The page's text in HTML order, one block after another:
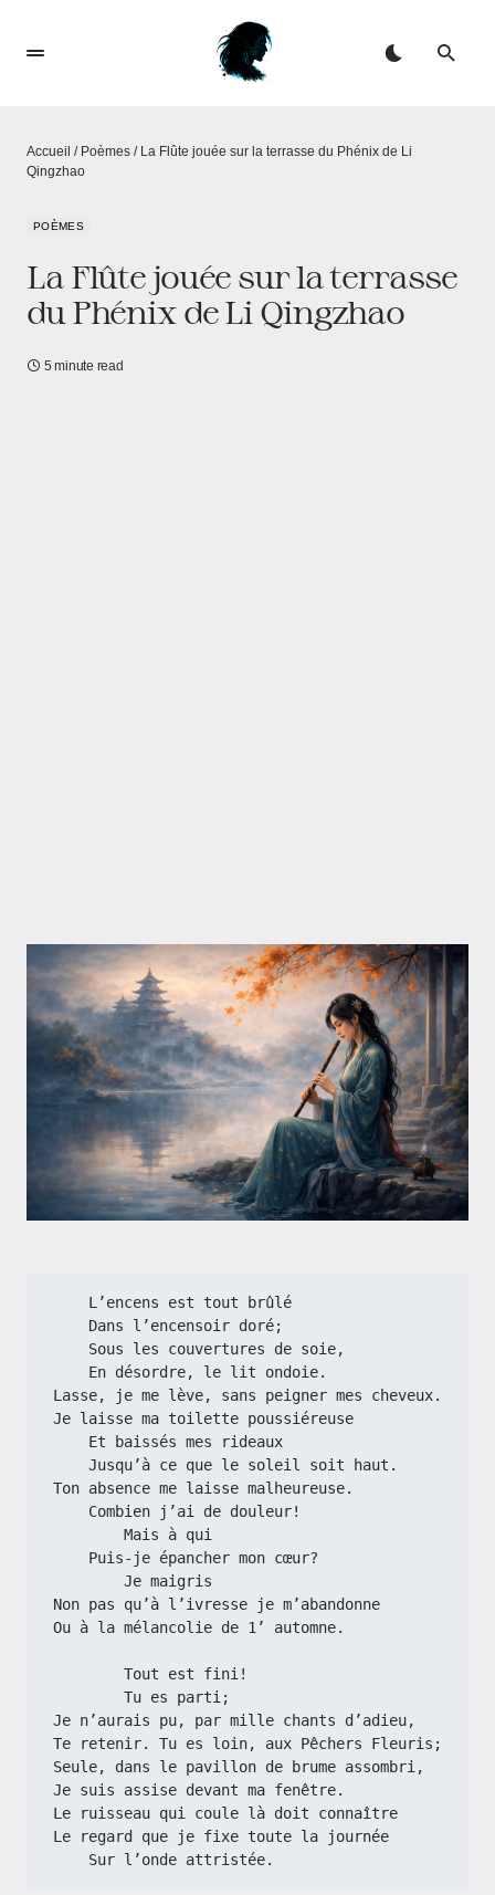
Accueil / Poèmes / La Flûte jouée sur la terrasse du Phénix de Li
Qingzhao
POÈMES
La Flûte jouée sur la terrasse
du Phénix de Li Qingzhao
5 minute read
    L’encens est tout brûlé
    Dans l’encensoir doré;
    Sous les couvertures de soie,
    En désordre, le lit ondoie.
Lasse, je me lève, sans peigner mes cheveux.
Je laisse ma toilette poussiéreuse
    Et baissés mes rideaux
    Jusqu’à ce que le soleil soit haut.
Ton absence me laisse malheureuse.
    Combien j’ai de douleur!
        Mais à qui
    Puis-je épancher mon cœur?
        Je maigris
Non pas qu’à l’ivresse je m’abandonne
Ou à la mélancolie de 1’ automne.
        Tout est fini!
        Tu es parti;
Je n’aurais pu, par mille chants d’adieu,
Te retenir. Tu es loin, aux Pêchers Fleuris;
Seule, dans le pavillon de brume assombri,
Je suis assise devant ma fenêtre.
Le ruisseau qui coule là doit connaître
Le regard que je fixe toute la journée
    Sur l’onde attristée.